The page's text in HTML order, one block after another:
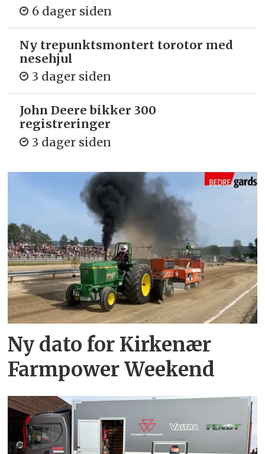
6 dager siden
Ny trepunkts­montert torotor med
nesehjul
3 dager siden
John Deere bikker 300
registreringer
3 dager siden
Ny dato for Kirkenær
Farmpower Weekend